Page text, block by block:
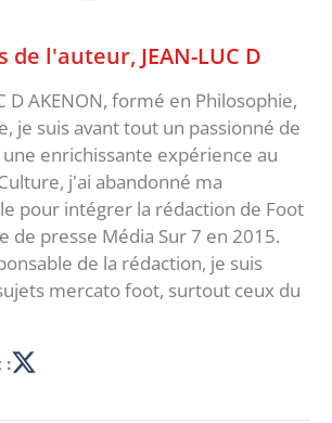
de l'auteur, JEAN-LUC D
D AKENON, formé en Philosophie,
je suis avant tout un passionné de
enrichissante expérience au
j'ai abandonné ma
pour intégrer la rédaction de Foot
de presse Média Sur 7 en 2015.
de la rédaction, je suis
mercato foot, surtout ceux du
: